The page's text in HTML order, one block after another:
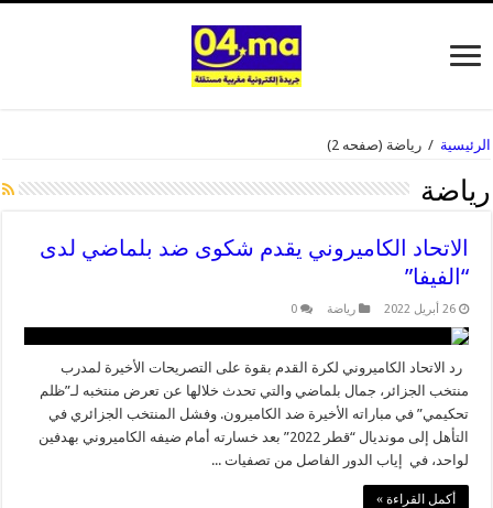
الرئيسية / رياضة (صفحه 2)
رياضة
الاتحاد الكاميروني يقدم شكوى ضد بلماضي لدى
“الفيفا”
26 أبريل 2022 رياضة 0
رد الاتحاد الكاميروني لكرة القدم بقوة على التصريحات الأخيرة لمدرب
منتخب الجزائر، جمال بلماضي والتي تحدث خلالها عن تعرض منتخبه لـ”ظلم
تحكيمي” في مباراته الأخيرة ضد الكاميرون. وفشل المنتخب الجزائري في
التأهل إلى مونديال “قطر 2022” بعد خسارته أمام ضيفه الكاميروني بهدفين
لواحد، في إياب الدور الفاصل من تصفيات ...
أكمل القراءة »